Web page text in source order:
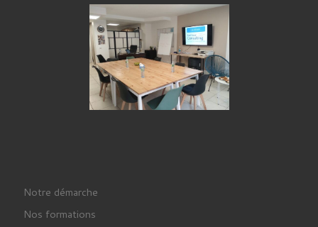
Notre démarche
Nos formations